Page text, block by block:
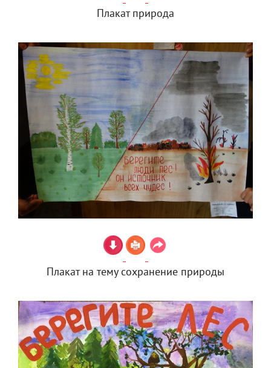
Плакат природа
Плакат на тему сохранение природы